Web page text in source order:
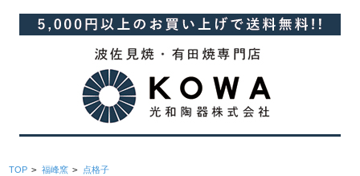
TOP > 福峰窯 > 点格子